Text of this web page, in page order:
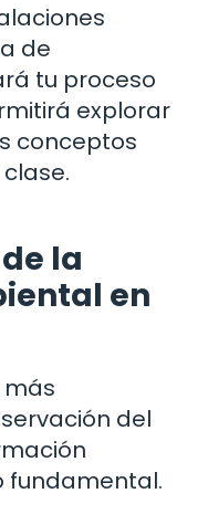
de
tu proceso
explorar
conceptos
la
en
más
del
fundamental.